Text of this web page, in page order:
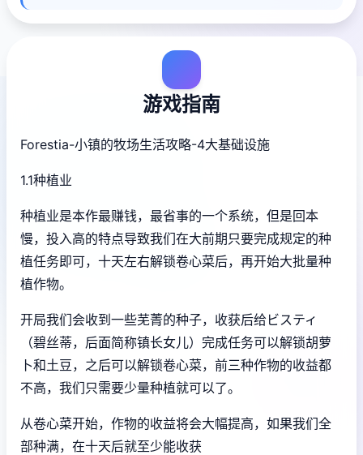
游戏指南
Forestia-小镇的牧场生活攻略-4大基础设施
1.1种植业
种植业是本作最赚钱，最省事的一个系统，但是回本
慢，投入高的特点导致我们在大前期只要完成规定的种
植任务即可，十天左右解锁卷心菜后，再开始大批量种
植作物。
开局我们会收到一些芜菁的种子，收获后给ビスティ
（碧丝蒂，后面简称镇长女儿）完成任务可以解锁胡萝
卜和土豆，之后可以解锁卷心菜，前三种作物的收益都
不高，我们只需要少量种植就可以了。
从卷心菜开始，作物的收益将会大幅提高，如果我们全
部种满，在十天后就至少能收获